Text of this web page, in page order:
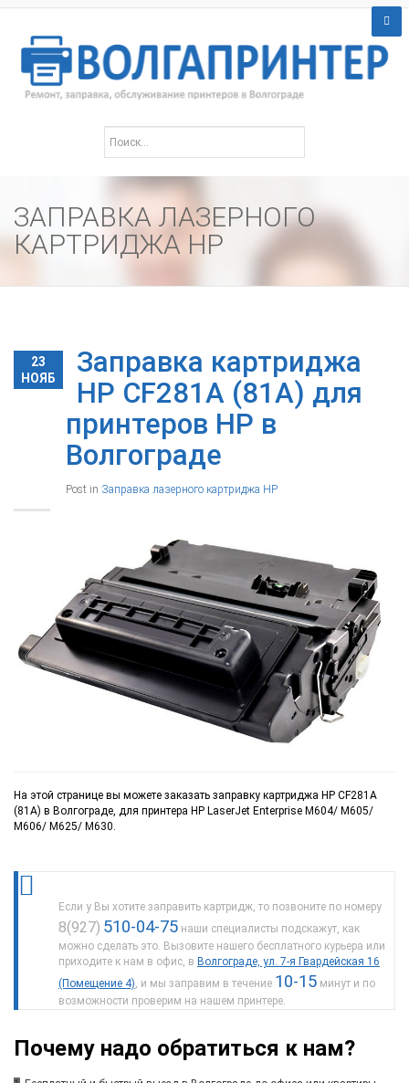
ЗАПРАВКА ЛАЗЕРНОГО
КАРТРИДЖА HP
23
НОЯБ
Заправка картриджа
HP CF281A (81A) для
принтеров HP в
Волгограде
Post in Заправка лазерного картриджа HP
На этой странице вы можете заказать заправку картриджа HP CF281A
(81A) в Волгограде, для принтера HP LaserJet Enterprise M604/ M605/
M606/ M625/ M630.
Если у Вы хотите заправить картридж, то позвоните по номеру
8(927) 510-04-75 наши специалисты подскажут, как
можно сделать это. Вызовите нашего бесплатного курьера или
приходите к нам в офис, в Волгограде, ул. 7-я Гвардейская 16
(Помещение 4) , и мы заправим в течение 10-15 минут и по
возможности проверим на нашем принтере.
Почему надо обратиться к нам?